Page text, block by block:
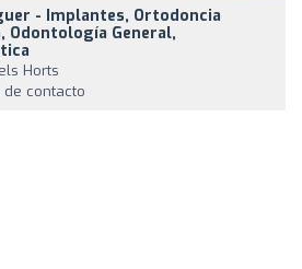
- Implantes, Ortodoncia
Odontología General,
Horts
contacto